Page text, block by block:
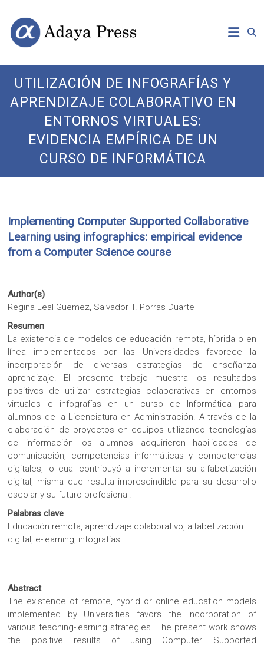
content
Adaya
Press
Open
Access
Publishing
UTILIZACIÓN DE INFOGRAFÍAS Y
APRENDIZAJE COLABORATIVO EN
ENTORNOS VIRTUALES:
EVIDENCIA EMPÍRICA DE UN
CURSO DE INFORMÁTICA
Implementing Computer Supported Collaborative
Learning using infographics: empirical evidence
from a Computer Science course
Author(s)
Regina Leal Güemez, Salvador T. Porras Duarte
Resumen
La existencia de modelos de educación remota, híbrida o en
línea implementados por las Universidades favorece la
incorporación de diversas estrategias de enseñanza
aprendizaje. El presente trabajo muestra los resultados
positivos de utilizar estrategias colaborativas en entornos
virtuales e infografías en un curso de Informática para
alumnos de la Licenciatura en Administración. A través de la
elaboración de proyectos en equipos utilizando tecnologías
de información los alumnos adquirieron habilidades de
comunicación, competencias informáticas y competencias
digitales, lo cual contribuyó a incrementar su alfabetización
digital, misma que resulta imprescindible para su desarrollo
escolar y su futuro profesional.
Palabras clave
Educación remota, aprendizaje colaborativo, alfabetización
digital, e-learning, infografías.
Abstract
The existence of remote, hybrid or online education models
implemented by Universities favors the incorporation of
various teaching-learning strategies. The present work shows
the positive results of using Computer Supported